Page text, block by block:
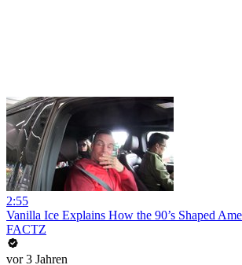
2:55
Vanilla Ice Explains How the 90’s Shaped
FACTZ
vor 3 Jahren